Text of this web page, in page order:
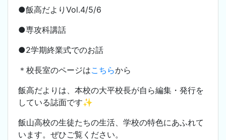
●飯高だよりVol.4/5/6
●専攻科講話
●2学期終業式でのお話
＊校長室のページはこちらから
飯高だよりは、本校の大平校長が自ら編集・発行を
している誌面です✨
飯山高校の生徒たちの生活、学校の特色にあふれて
います。ぜひご覧ください。